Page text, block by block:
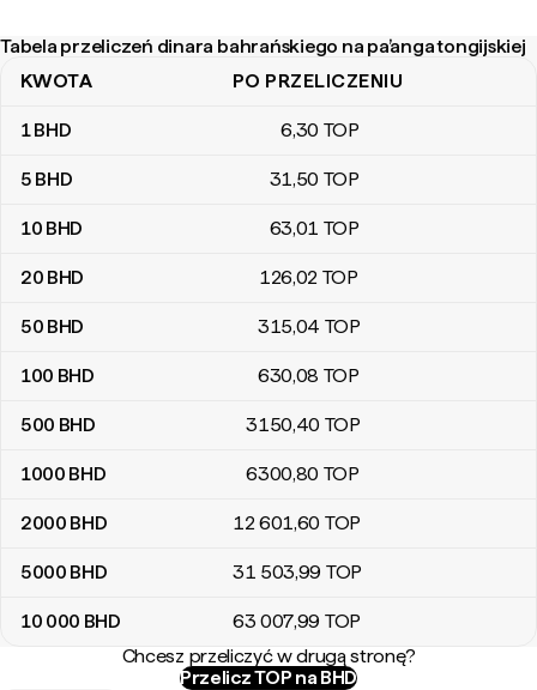
Tabela przeliczeń dinara bahrańskiego na pa’anga tongijskiej
Tabela przeliczeń dinara bahrańskiego na pa’anga tongijskiej
KWOTA PO PRZELICZENIU
1BHD 6,30 TOP
5 BHD 31,50 TOP
10 BHD 63,01 TOP
20 BHD 126,02 TOP
50 BHD 315,04 TOP
100 BHD 630,08 TOP
500 BHD 3150,40 TOP
1000 BHD 6300,80 TOP
2000 BHD 12 601,60 TOP
5000 BHD 31 503,99 TOP
10 000 BHD 63 007,99 TOP
Chcesz przeliczyć w drugą stronę?
Przelicz TOP na BHD